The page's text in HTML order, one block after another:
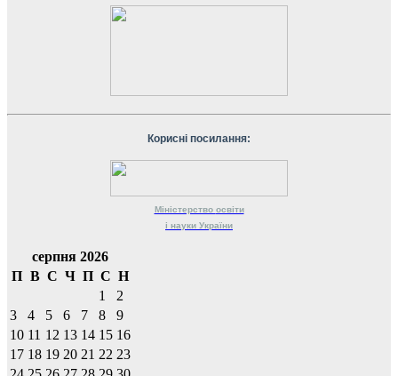
Корисні посилання:
Міністерство освіти
і науки України
серпня 2026
П В С Ч П С Н
1
2
3
4 5 6 7 8
9
10 11 12 13 14 15 16
17 18 19 20 21 22 23